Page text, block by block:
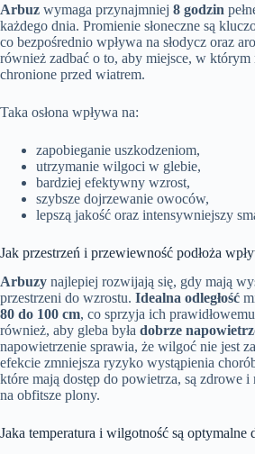
Arbuz wymaga przynajmniej 8 godzin
każdego dnia. Promienie słoneczne są
co bezpośrednio wpływa na słodycz oraz
również zadbać o to, aby miejsce, w którym
chronione przed wiatrem.
Taka osłona wpływa na:
zapobieganie uszkodzeniom,
utrzymanie wilgoci w glebie,
bardziej efektywny wzrost,
szybsze dojrzewanie owoców,
lepszą jakość oraz intensywniejszy
Jak przestrzeń i przewiewność podłoża
Arbuzy najlepiej rozwijają się, gdy mają
przestrzeni do wzrostu. Idealna odległość
80 do 100 cm, co sprzyja ich
również, aby gleba była dobrze
napowietrzenie sprawia, że wilgoć nie jest
efekcie zmniejsza ryzyko wystąpienia
które mają dostęp do powietrza, są zdrowe i
na obfitsze plony.
Jaka temperatura i wilgotność są optymalne